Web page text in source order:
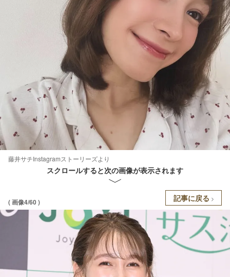
藤井サチInstagramストーリーズより
スクロールすると次の画像が表示されます
( 画像4/60 ) 記事に戻る